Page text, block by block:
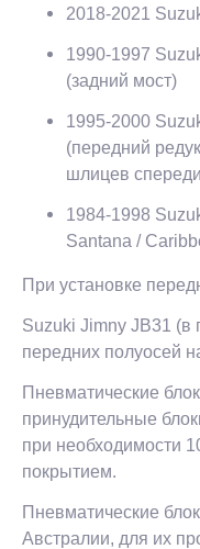
2018-2021
1990-1997
(задний мост)
1995-2000
(передний
шлицев
1984-1998
Santana /
При установке
Suzuki Jimny JB31 (в
передних полуосей
Пневматические
принудительные
при необходимости
покрытием.
Пневматические
Австралии, для их